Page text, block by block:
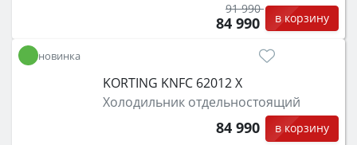
91 990
84 990 в корзину
новинка
KORTING KNFC 62012 X
Холодильник отдельностоящий
84 990 в корзину